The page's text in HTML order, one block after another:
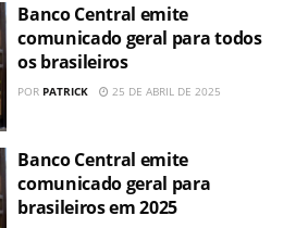
Banco Central emite
comunicado geral para todos
os brasileiros
POR PATRICK 25 DE ABRIL DE 2025
Banco Central emite
comunicado geral para
brasileiros em 2025